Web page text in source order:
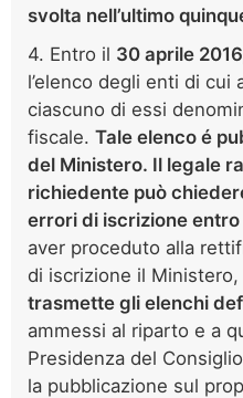
svolta nell’ultimo
4. Entro il 30 aprile
l’elenco degli enti di cui
ciascuno di essi
fiscale. Tale elenco é
del Ministero. Il legale
richiedente può
errori di iscrizione entro
aver proceduto alla
di iscrizione il Ministero,
trasmette gli elenchi
ammessi al riparto e a
Presidenza del
la pubblicazione sul